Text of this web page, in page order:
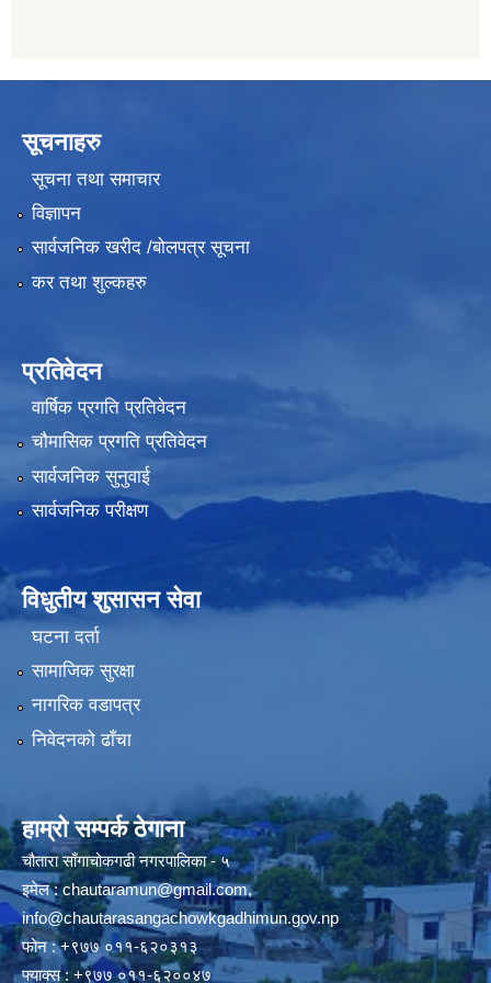
सूचनाहरु
सूचना तथा समाचार
विज्ञापन
सार्वजनिक खरीद /बोलपत्र सूचना
कर तथा शुल्कहरु
प्रतिवेदन
वार्षिक प्रगति प्रतिवेदन
चौमासिक प्रगति प्रतिवेदन
सार्वजनिक सुनुवाई
सार्वजनिक परीक्षण
विधुतीय शुसासन सेवा
घटना दर्ता
सामाजिक सुरक्षा
नागरिक वडापत्र
निवेदनको ढाँचा
हाम्रो सम्पर्क ठेगाना
चौतारा साँगाचोकगढी नगरपालिका - ५
इमेल :chautaramun@gmail.com,
info@chautarasangachowkgadhimun.gov.np
फोन : +९७७ ०११-६२०३१३
फ्याक्स : +९७७ ०११-६२००४७